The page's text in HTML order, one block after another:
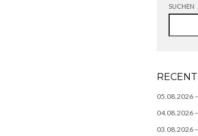
SUCHEN
05.08.2026
04.08.2026
03.08.2026